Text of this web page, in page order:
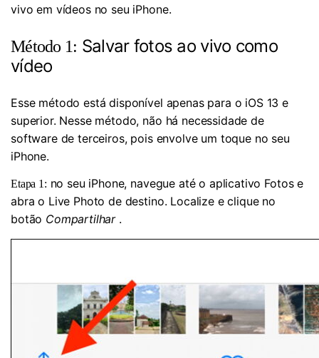
vivo em vídeos no seu iPhone.
Método 1: Salvar fotos ao vivo como
vídeo
Esse método está disponível apenas para o iOS 13 e
superior. Nesse método, não há necessidade de
software de terceiros, pois envolve um toque no seu
iPhone.
Etapa 1: no seu iPhone, navegue até o aplicativo Fotos e
abra o Live Photo de destino. Localize e clique no
botão Compartilhar.